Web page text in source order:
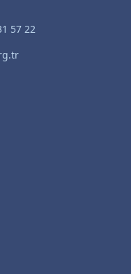
57 22